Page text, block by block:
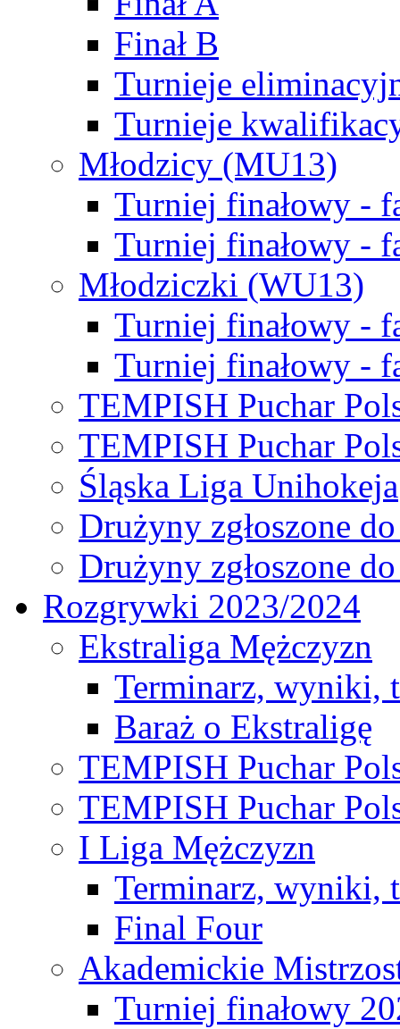
Finał B
Turnieje
Turnieje
Młodzicy (MU13)
Turniej finałowy -
Turniej finałowy -
Młodziczki (WU13)
Turniej finałowy -
Turniej finałowy -
TEMPISH Puchar
TEMPISH Puchar
Śląska Liga Unihokeja
Drużyny zgłoszone
Drużyny zgłoszone
Rozgrywki 2023/2024
Ekstraliga Mężczyzn
Terminarz, wyniki,
Baraż o Ekstraligę
TEMPISH Puchar
TEMPISH Puchar
I Liga Mężczyzn
Terminarz, wyniki,
Final Four
Akademickie
Turniej finałowy